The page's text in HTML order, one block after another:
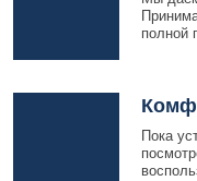
полной
Пока